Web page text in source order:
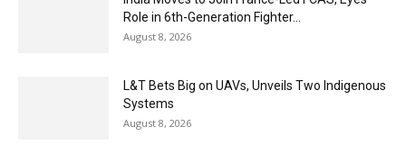
Role in 6th-Generation Fighter...
August 8, 2026
L&T Bets Big on UAVs, Unveils Two Indigenous
Systems
August 8, 2026